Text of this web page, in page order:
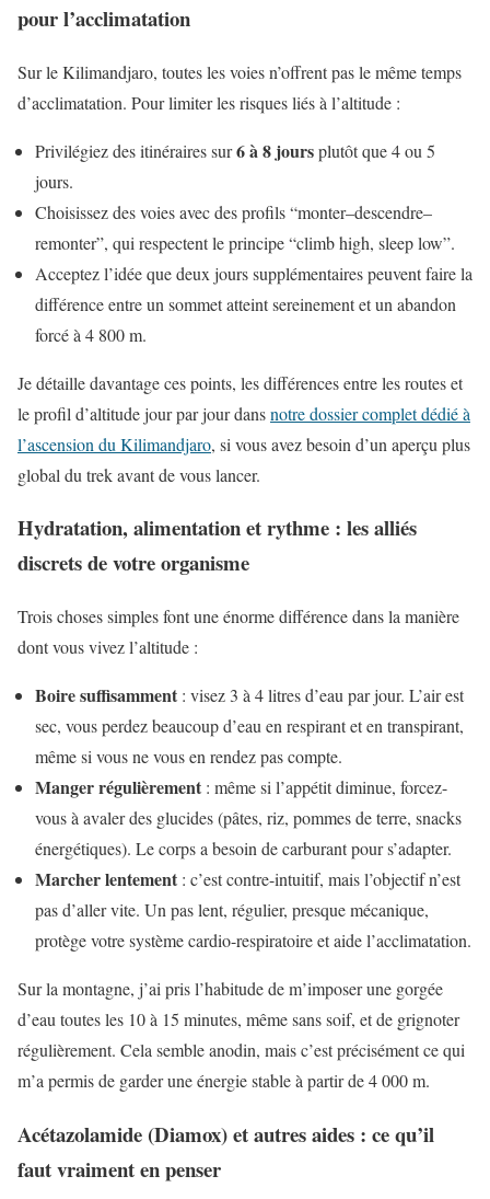
pour l’acclimatation
Sur le Kilimandjaro, toutes les voies n’offrent pas le même temps
d’acclimatation. Pour limiter les risques liés à l’altitude :
Privilégiez des itinéraires sur6 à 8 joursplutôt que 4 ou 5
jours.
Choisissez des voies avec des profils “monter–descendre–
remonter”, qui respectent le principe “climb high, sleep low”.
Acceptez l’idée que deux jours supplémentaires peuvent faire la
différence entre un sommet atteint sereinement et un abandon
forcé à 4 800 m.
Je détaille davantage ces points, les différences entre les routes et
le profil d’altitude jour par jour dansnotre dossier complet dédié à
l’ascension du Kilimandjaro, si vous avez besoin d’un aperçu plus
global du trek avant de vous lancer.
Hydratation, alimentation et rythme : les alliés
discrets de votre organisme
Trois choses simples font une énorme différence dans la manière
dont vous vivez l’altitude :
Boire suffisamment : visez 3 à 4 litres d’eau par jour. L’air est
sec, vous perdez beaucoup d’eau en respirant et en transpirant,
même si vous ne vous en rendez pas compte.
Manger régulièrement : même si l’appétit diminue, forcez-
vous à avaler des glucides (pâtes, riz, pommes de terre, snacks
énergétiques). Le corps a besoin de carburant pour s’adapter.
Marcher lentement : c’est contre-intuitif, mais l’objectif n’est
pas d’aller vite. Un pas lent, régulier, presque mécanique,
protège votre système cardio-respiratoire et aide l’acclimatation.
Sur la montagne, j’ai pris l’habitude de m’imposer une gorgée
d’eau toutes les 10 à 15 minutes, même sans soif, et de grignoter
régulièrement. Cela semble anodin, mais c’est précisément ce qui
m’a permis de garder une énergie stable à partir de 4 000 m.
Acétazolamide (Diamox) et autres aides : ce qu’il
faut vraiment en penser